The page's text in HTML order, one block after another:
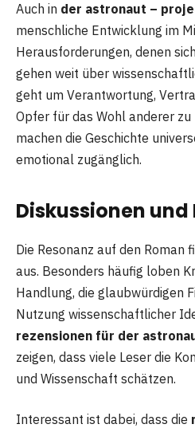
Auch in der astronaut –
menschliche Entwicklung im
Herausforderungen, denen
gehen weit über
geht um Verantwortung,
Opfer für das Wohl anderer zu
machen die Geschichte
emotional zugänglich.
Diskussionen und
Die Resonanz auf den Roman
aus. Besonders häufig loben
Handlung, die glaubwürdigen
Nutzung wissenschaftlicher
rezensionen für der
zeigen, dass viele Leser die
und Wissenschaft schätzen.
Interessant ist dabei, dass die